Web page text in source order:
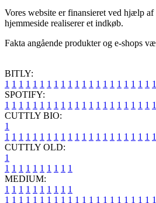
Vores website er finansieret ved hjælp af
hjemmeside realiserer et indkøb.
Fakta angående produkter og e-shops
BITLY:
1 1 1 1 1 1 1 1 1 1 1 1 1 1 1 1 1 1 1 1 1 1
SPOTIFY:
1 1 1 1 1 1 1 1 1 1 1 1 1 1 1 1 1 1 1 1 1 1
CUTTLY BIO:
1
1 1 1 1 1 1 1 1 1 1 1 1 1 1 1 1 1 1 1 1 1 1
CUTTLY OLD:
1
1 1 1 1 1 1 1 1 1 1
MEDIUM:
1 1 1 1 1 1 1 1 1 1
1 1 1 1 1 1 1 1 1 1 1 1 1 1 1 1 1 1 1 1 1 1